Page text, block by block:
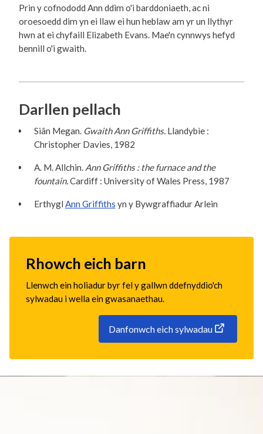
Prin y cofnododd Ann ddim o'i barddoniaeth, ac ni
oroesoedd dim yn ei llaw ei hun heblaw am yr un llythyr
hwn at ei chyfaill Elizabeth Evans. Mae'n cynnwys hefyd
bennill o'i gwaith.
Darllen pellach
Siân Megan. Gwaith Ann Griffiths.Llandybìe :
Christopher Davies, 1982
A. M. Allchin. Ann Griffiths : the furnace and the
fountain.Cardiff : University of Wales Press, 1987
Erthygl Ann Griffiths yn y Bywgraffiadur Arlein
Rhowch eich barn
Llenwch ein holiadur byr fel y gallwn ddefnyddio'ch
sylwadau i wella ein gwasanaethau.
Danfonwch eich sylwadau